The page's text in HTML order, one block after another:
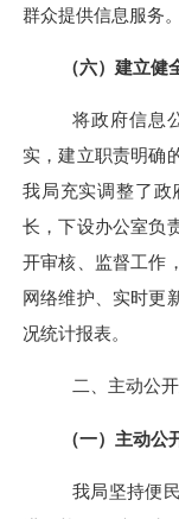
群众提供信息服务。
（六）建立健
将政府信息
实，建立职责明确
我局充实调整了政
长，下设办公室负
开审核、监督工作
网络维护、实时更
况统计报表。
二、主动公
（一） 主动公
我局坚持便